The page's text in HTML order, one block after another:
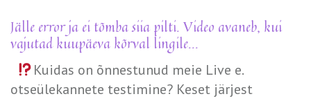
Jälle error ja ei tõmba siia pilti. Video avaneb, kui
vajutad kuupäeva kõrval lingile...
Kuidas on õnnestunud meie Live e.
otseülekannete testimine? Keset järjest